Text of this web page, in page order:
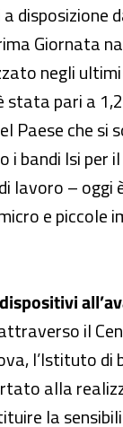
disposizione
Giornata
negli
pari a
Paese che si
bandi Isi per
lavoro –
e piccole
il
l’Istituto di
alla
la